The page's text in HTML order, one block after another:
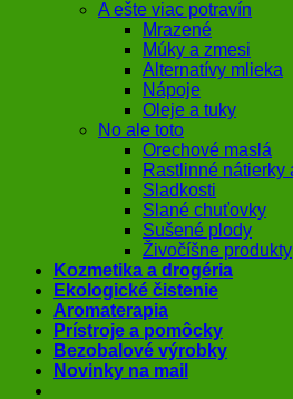
A ešte viac potravín
Mrazené
Múky a zmesi
Alternatívy mlieka
Nápoje
Oleje a tuky
No ale toto
Orechové maslá
Rastlinné nátierky
Sladkosti
Slané chuťovky
Sušené plody
Živočíšne produkty
Kozmetika a drogéria
Ekologické čistenie
Aromaterapia
Prístroje a pomôcky
Bezobalové výrobky
Novinky na mail